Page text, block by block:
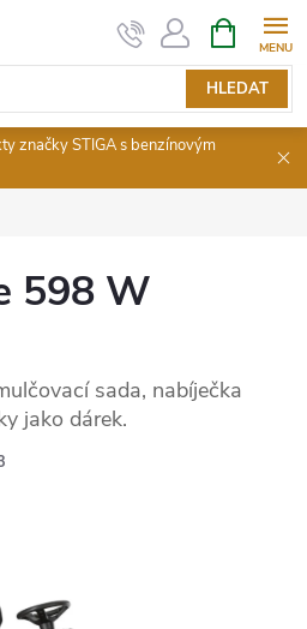
HLEDAT
NÁKUPNÍ
KOŠÍK
značky STIGA s benzínovým
598 W
sada, nabíječka
jako dárek.